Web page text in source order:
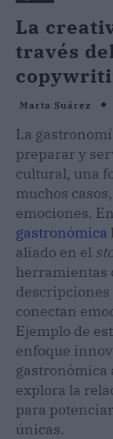
La
través
Marta Suárez
La
preparar y
cultural, una
muchos
emociones.
gastronómica
aliado en el
herramientas
conectan
Ejemplo de
enfoque
gastronómica
explora la
para
únicas.